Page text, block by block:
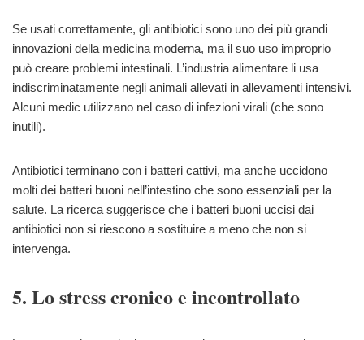
Se usati correttamente, gli antibiotici sono uno dei più grandi
innovazioni della medicina moderna, ma il suo uso improprio
può creare problemi intestinali. L’industria alimentare li usa
indiscriminatamente negli animali allevati in allevamenti intensivi.
Alcuni medic utilizzano nel caso di infezioni virali (che sono
inutili).
Antibiotici terminano con i batteri cattivi, ma anche uccidono
molti dei batteri buoni nell’intestino che sono essenziali per la
salute. La ricerca suggerisce che i batteri buoni uccisi dai
antibiotici non si riescono a sostituire a meno che non si
intervenga.
5. Lo stress cronico e incontrollato